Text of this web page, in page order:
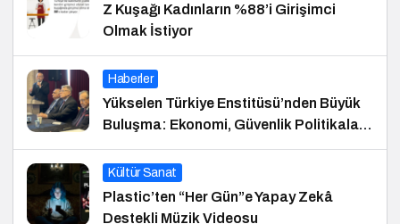
Z Kuşağı Kadınların %88’i Girişimci
Olmak İstiyor
Haberler
Yükselen Türkiye Enstitüsü’nden Büyük
Buluşma: Ekonomi, Güvenlik Politikaları
ve Hukuk Konferansı
Kültür Sanat
Plastic’ten “Her Gün”e Yapay Zekâ
Destekli Müzik Videosu